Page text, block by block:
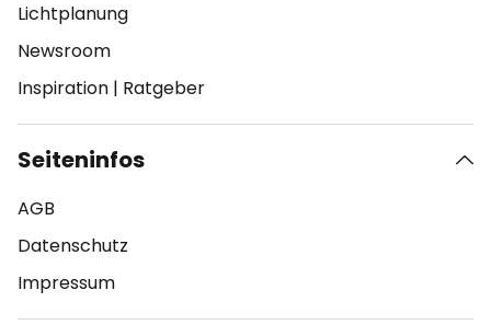
Lichtplanung
Newsroom
Inspiration | Ratgeber
Seiteninfos
AGB
Datenschutz
Impressum